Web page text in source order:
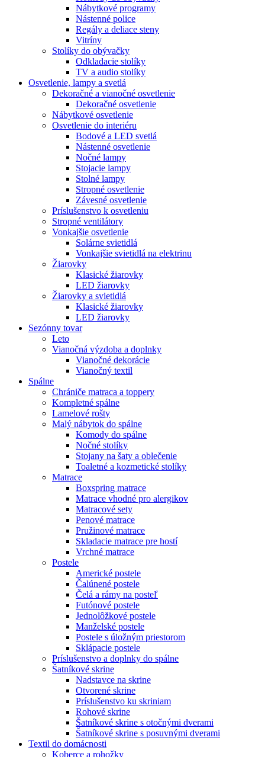
Nábytkové programy
Nástenné police
Regály a deliace steny
Vitríny
Stolíky do obývačky
Odkladacie stolíky
TV a audio stolíky
Osvetlenie, lampy a svetlá
Dekoračné a vianočné osvetlenie
Dekoračné osvetlenie
Nábytkové osvetlenie
Osvetlenie do interiéru
Bodové a LED svetlá
Nástenné osvetlenie
Nočné lampy
Stojacie lampy
Stolné lampy
Stropné osvetlenie
Závesné osvetlenie
Príslušenstvo k osvetleniu
Stropné ventilátory
Vonkajšie osvetlenie
Solárne svietidlá
Vonkajšie svietidlá na elektrinu
Žiarovky
Klasické žiarovky
LED žiarovky
Žiarovky a svietidlá
Klasické žiarovky
LED žiarovky
Sezónny tovar
Leto
Vianočná výzdoba a doplnky
Vianočné dekorácie
Vianočný textil
Spálne
Chrániče matraca a toppery
Kompletné spálne
Lamelové rošty
Malý nábytok do spálne
Komody do spálne
Nočné stolíky
Stojany na šaty a oblečenie
Toaletné a kozmetické stolíky
Matrace
Boxspring matrace
Matrace vhodné pro alergikov
Matracové sety
Penové matrace
Pružinové matrace
Skladacie matrace pre hostí
Vrchné matrace
Postele
Americké postele
Čalúnené postele
Čelá a rámy na posteľ
Futónové postele
Jednolôžkové postele
Manželské postele
Postele s úložným priestorom
Sklápacie postele
Príslušenstvo a doplnky do spálne
Šatníkové skrine
Nadstavce na skrine
Otvorené skrine
Príslušenstvo ku skriniam
Rohové skrine
Šatníkové skrine s otočnými dverami
Šatníkové skrine s posuvnými dverami
Textil do domácnosti
Koberce a rohožky